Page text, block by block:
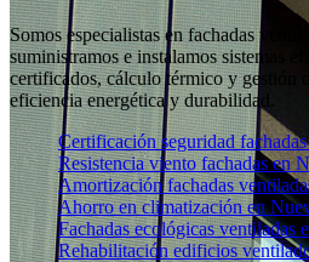
Somos especialistas en fachadas
suministramos e instalamos sistemas
certificados, cálculo térmico y gestión
eficiencia energética y durabilidad.
Certificación seguridad
Resistencia viento fachadas en
Amortización fachadas
Ahorro en climatización en
Fachadas ecológicas ventiladas
Rehabilitación edificios